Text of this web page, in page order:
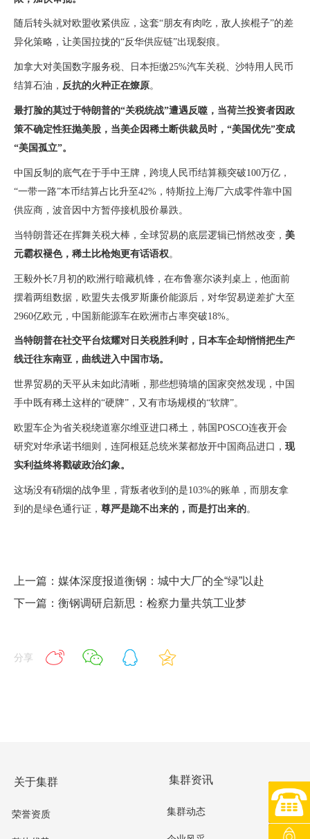
随后转头就对欧盟收紧供应，这套“朋友有肉吃，敌人挨棍子”的差
异化策略，让美国拉拢的“反华供应链”出现裂痕。
加拿大对美国数字服务税、日本拒缴25%汽车关税、沙特用人民币
结算石油， 反抗的火种正在燎原。
最打脸的莫过于特朗普的“关税统战”遭遇反噬，当荷兰投资者因政
策不确定性狂抛美股，当美企因稀土断供裁员时，“美国优先”变成
“美国孤立”。
中国反制的底气在于手中王牌，跨境人民币结算额突破100万亿，
“一带一路”本币结算占比升至42%，特斯拉上海厂六成零件靠中国
供应商，波音因中方暂停接机股价暴跌。
当特朗普还在挥舞关税大棒，全球贸易的底层逻辑已悄然改变， 美
元霸权褪色，稀土比枪炮更有话语权 。
王毅外长7月初的欧洲行暗藏机锋，在布鲁塞尔谈判桌上，他面前
摆着两组数据，欧盟失去俄罗斯廉价能源后，对华贸易逆差扩大至
2960亿欧元，中国新能源车在欧洲市占率突破18%。
当特朗普在社交平台炫耀对日关税胜利时，日本车企却悄悄把生产
线迁往东南亚，曲线进入中国市场。
世界贸易的天平从未如此清晰，那些想骑墙的国家突然发现，中国
手中既有稀土这样的“硬牌”，又有市场规模的“软牌”。
欧盟车企为省关税绕道塞尔维亚进口稀土，韩国POSCO连夜开会
研究对华承诺书细则，连阿根廷总统米莱都放开中国商品进口， 现
实利益终将戳破政治幻象。
这场没有硝烟的战争里，背叛者收到的是103%的账单，而朋友拿
到的是绿色通行证， 尊严是跪不出来的，而是打出来的。
上一篇：媒体深度报道衡钢：城中大厂的全“绿”以赴
下一篇：衡钢调研启新思：检察力量共筑工业梦
分享
关于集群
荣誉资质
集群资讯
集群动态
0734-